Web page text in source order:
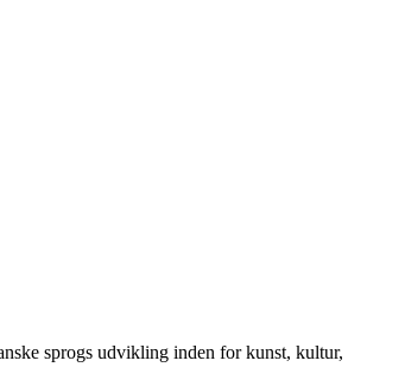
sprogs udvikling inden for kunst, kultur,